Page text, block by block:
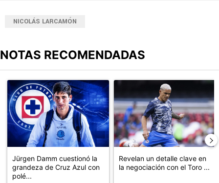
NICOLÁS LARCAMÓN
NOTAS RECOMENDADAS
Un artículo de tendencia con el título "Jürgen Damm cuestionó
Jürgen Damm cuestionó la
grandeza de Cruz Azul con
polé...
Un artículo de tendencia con
Revelan un detalle clave en
la negociación con el Toro ...